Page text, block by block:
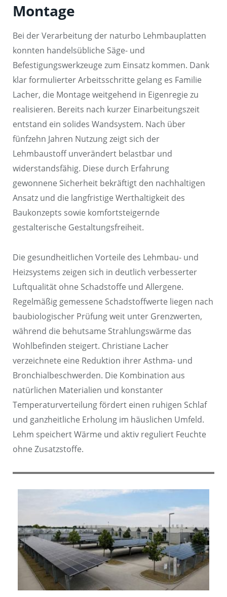
Montage
Bei der Verarbeitung der naturbo Lehmbauplatten
konnten handelsübliche Säge- und
Befestigungswerkzeuge zum Einsatz kommen. Dank
klar formulierter Arbeitsschritte gelang es Familie
Lacher, die Montage weitgehend in Eigenregie zu
realisieren. Bereits nach kurzer Einarbeitungszeit
entstand ein solides Wandsystem. Nach über
fünfzehn Jahren Nutzung zeigt sich der
Lehmbaustoff unverändert belastbar und
widerstandsfähig. Diese durch Erfahrung
gewonnene Sicherheit bekräftigt den nachhaltigen
Ansatz und die langfristige Werthaltigkeit des
Baukonzepts sowie komfortsteigernde
gestalterische Gestaltungsfreiheit.
Die gesundheitlichen Vorteile des Lehmbau- und
Heizsystems zeigen sich in deutlich verbesserter
Luftqualität ohne Schadstoffe und Allergene.
Regelmäßig gemessene Schadstoffwerte liegen nach
baubiologischer Prüfung weit unter Grenzwerten,
während die behutsame Strahlungswärme das
Wohlbefinden steigert. Christiane Lacher
verzeichnete eine Reduktion ihrer Asthma- und
Bronchialbeschwerden. Die Kombination aus
natürlichen Materialien und konstanter
Temperaturverteilung fördert einen ruhigen Schlaf
und ganzheitliche Erholung im häuslichen Umfeld.
Lehm speichert Wärme und aktiv reguliert Feuchte
ohne Zusatzstoffe.